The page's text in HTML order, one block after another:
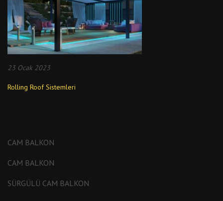
23 Ocak 2023
Rolling Roof Sistemleri
CAM BALKON
CAM BALKON
SÜRGÜLÜ CAM BALKON